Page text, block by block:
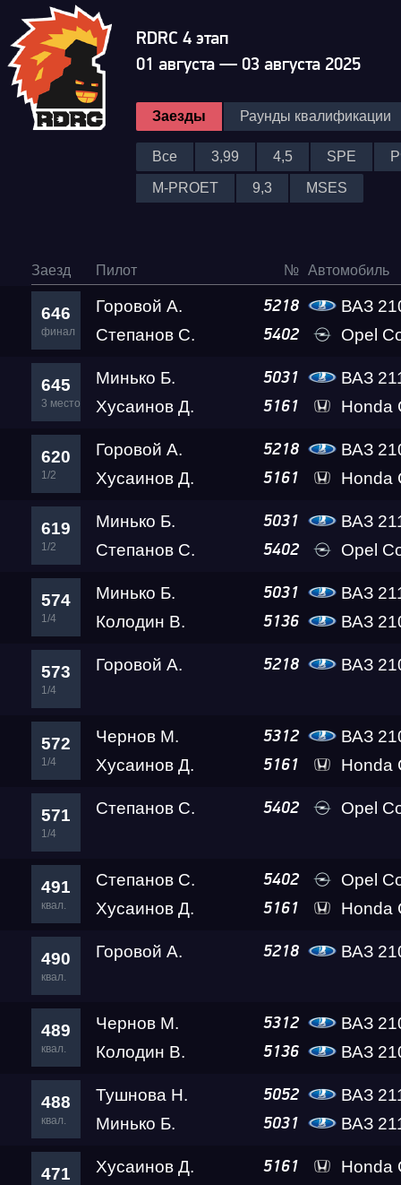
RDRC 4 этап
01 августа — 03 августа 2025
Заезды Раунды квалификации
Все 3,99 4,5 SPE
M-PROET 9,3 MSES
Заезд Пилот № Автомобиль
646
финал
Горовой А. 5218
ВАЗ
Степанов С.
5402 Opel
645
3 место
Минько Б. 5031
ВАЗ
Хусаинов Д.
5161 Honda
620
1/2
Горовой А. 5218
ВАЗ
Хусаинов Д.
5161 Honda
619
1/2
Минько Б. 5031
ВАЗ
Степанов С.
5402 Opel
574
1/4
Минько Б. 5031
ВАЗ
Колодин В.
5136 ВАЗ
573
1/4
Горовой А. 5218 ВАЗ
572
1/4
Чернов М. 5312
ВАЗ
Хусаинов Д.
5161 Honda
571
1/4
Степанов С. 5402 Opel
491
квал.
Степанов С. 5402
Opel
Хусаинов Д.
5161 Honda
490
квал.
Горовой А. 5218 ВАЗ
489
квал.
Чернов М. 5312
ВАЗ
Колодин В.
5136 ВАЗ
488
квал.
Тушнова Н. 5052
ВАЗ
Минько Б.
5031 ВАЗ
471 Хусаинов Д. 5161
Honda